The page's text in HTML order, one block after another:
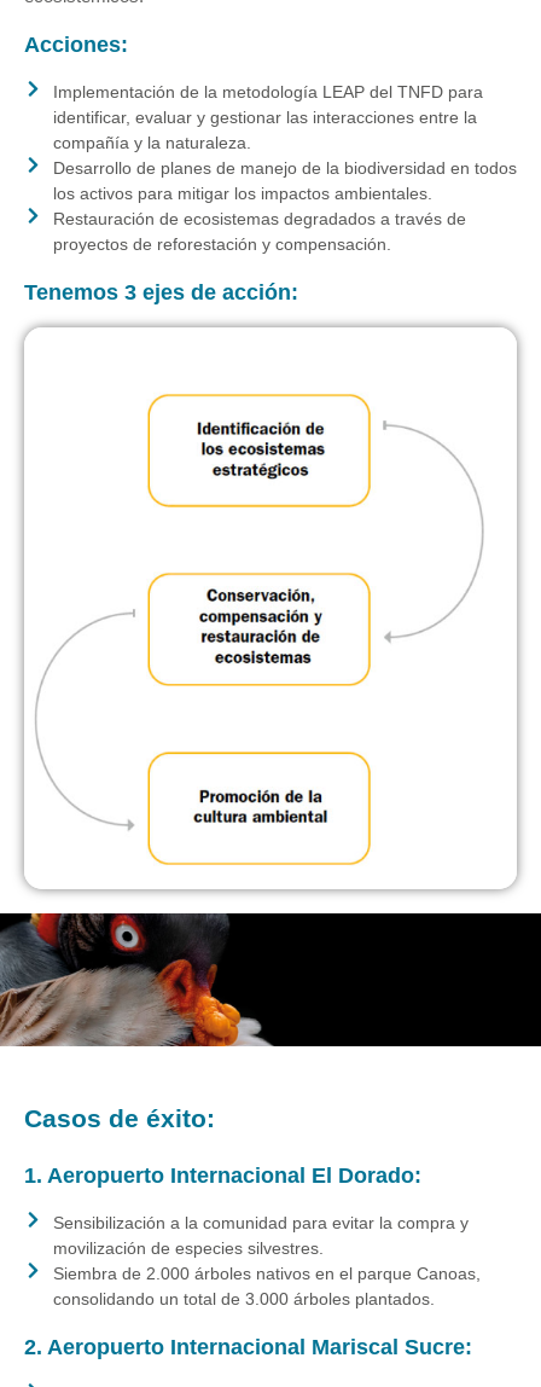
Tenemos 3 ejes de acción:
Acciones:
Implementación de la metodología LEAP del TNFD para
identificar, evaluar y gestionar las interacciones entre la
compañía y la naturaleza.
Desarrollo de planes de manejo de la biodiversidad en todos
los activos para mitigar los impactos ambientales.
Restauración de ecosistemas degradados a través de
proyectos de reforestación y compensación.
Casos de éxito:
1. Aeropuerto Internacional El Dorado:
Sensibilización a la comunidad para evitar la compra y
movilización de especies silvestres.
Siembra de 2.000 árboles nativos en el parque Canoas,
consolidando un total de 3.000 árboles plantados.
2. Aeropuerto Internacional Mariscal Sucre: